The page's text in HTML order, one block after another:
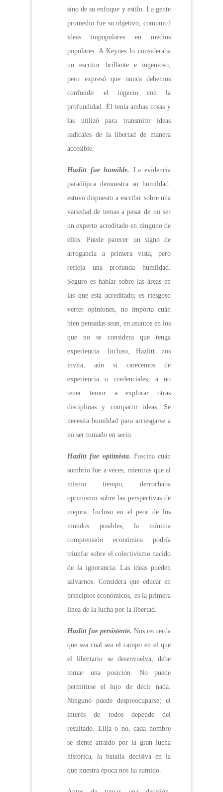
sino de su enfoque y estilo. La gente
promedio fue su objetivo; comunicó
ideas impopulares en medios
populares. A Keynes lo consideraba
un escritor brillante e ingenioso,
pero expresó que nunca debemos
confundir el ingenio con la
profundidad. Él tenía ambas cosas y
las utilizó para transmitir ideas
radicales de la libertad de manera
accesible.
Hazlitt fue humilde. La evidencia
paradójica demuestra su humildad:
estuvo dispuesto a escribir sobre una
variedad de temas a pesar de no ser
un experto acreditado en ninguno de
ellos. Puede parecer un signo de
arrogancia a primera vista, pero
refleja una profunda humildad.
Seguro es hablar sobre las áreas en
las que está acreditado; es riesgoso
verter opiniones, no importa cuán
bien pensadas sean, en asuntos en los
que no se considera que tenga
experiencia. Incluso, Hazlitt nos
invita, aún si carecemos de
experiencia o credenciales, a no
tener temor a explorar otras
disciplinas y compartir ideas. Se
necesita humildad para arriesgarse a
no ser tomado en serio.
Hazlitt fue optimista. Fascina cuán
sombrío fue a veces, mientras que al
mismo tiempo, derrochaba
optimismo sobre las perspectivas de
mejora. Incluso en el peor de los
mundos posibles, la mínima
comprensión económica podría
triunfar sobre el colectivismo nacido
de la ignorancia. Las ideas pueden
salvarnos. Considera que educar en
principios económicos, es la primera
línea de la lucha por la libertad.
Hazlitt fue persistente. Nos recuerda
que sea cual sea el campo en el que
el libertario se desenvuelva, debe
tomar una posición. No puede
permitirse el lujo de decir nada.
Ninguno puede despreocuparse; el
interés de todos depende del
resultado. Elija o no, cada hombre
se siente atraído por la gran lucha
histórica, la batalla decisiva en la
que nuestra época nos ha sumido.